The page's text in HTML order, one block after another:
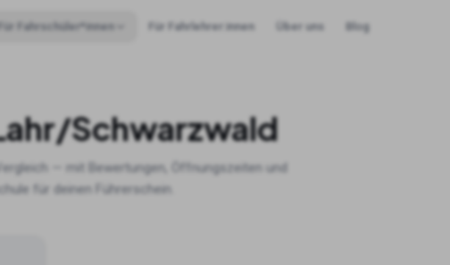
Für Fahrschüler*innen Für Fahrlehrer:innen Über uns Blog
Schwarzwald
— mit Bewertungen, Öffnungszeiten und
für deinen Führerschein.